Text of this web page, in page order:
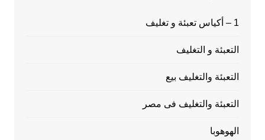
1 – أكياس تعبئة و تغليف
التعبئة و التغليف
التعبئة والتغليف بيع
التعبئة والتغليف فى مصر
الهوهوبا